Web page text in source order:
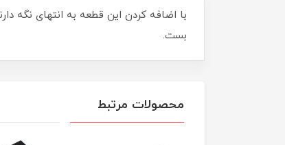
با اضافه کردن این قطعه به انتهای نگه
بست.
محصولات مرتبط